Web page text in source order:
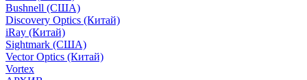
Bushnell (США)
Discovery Optics (Китай)
iRay (Китай)
Sightmark (США)
Vector Optics (Китай)
Vortex